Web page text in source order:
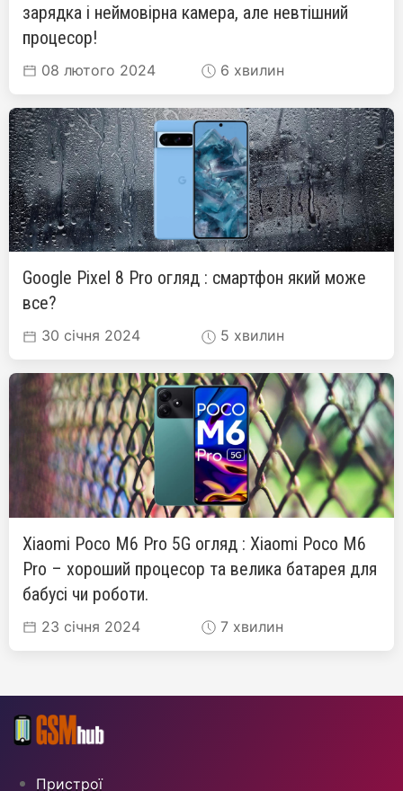
зарядка і неймовірна камера, але невтішний
процесор!
08 лютого 2024 6 хвилин
Google Pixel 8 Pro огляд : смартфон який може
все?
30 січня 2024 5 хвилин
Xiaomi Poco M6 Pro 5G огляд : Xiaomi Poco M6
Pro – хороший процесор та велика батарея для
бабусі чи роботи.
23 січня 2024 7 хвилин
Пристрої